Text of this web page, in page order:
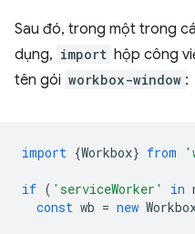
Sau đó, trong một trong
dụng, import hộp công
tên gói workbox-window :
import {Workbox} from
if ( 'serviceWorker' in
const wb = new